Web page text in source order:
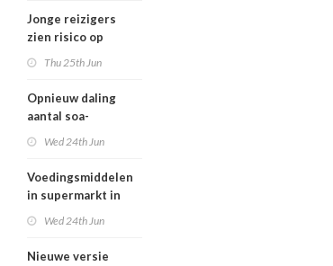
Jonge reizigers
zien risico op
Europa
Thu 25th Jun
Opnieuw daling
aantal soa-
syfilis diagnoses
stabiel hoog
Wed 24th Jun
Voedingsmiddelen
in supermarkt in
Wed 24th Jun
Nieuwe versie